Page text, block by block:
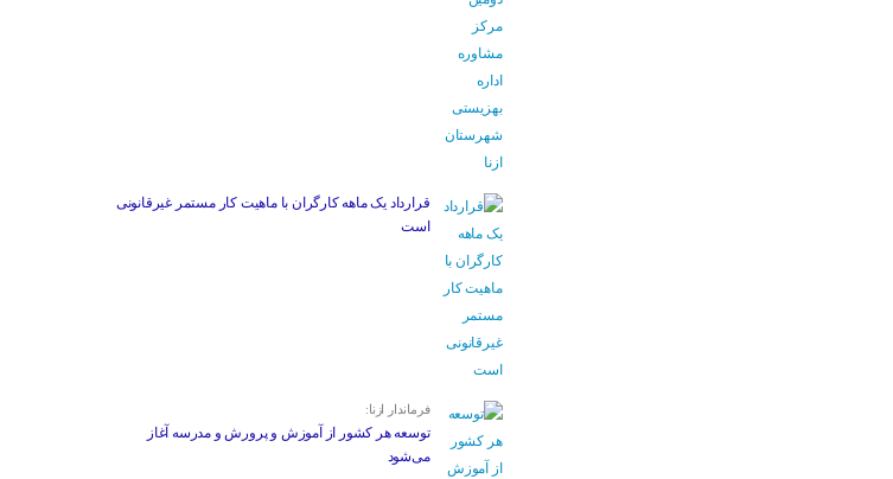
قرارداد یک ماهه کارگران با ماهیت کار مستمر غیرقانونی
است
فرماندار ازنا:
توسعه هر کشور از آموزش و پرورش و مدرسه آغاز
می‌شود